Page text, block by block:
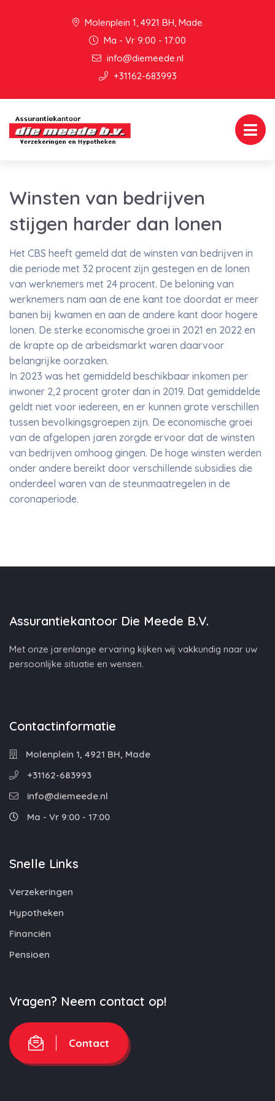
Molenplein 1, 4921 BH, Made
Ma - Vr 9:00 - 17:00
info@diemeede.nl
+31162-683993
Winsten van bedrijven
stijgen harder dan lonen
Het CBS heeft gemeld dat de winsten van bedrijven in
die periode met 32 procent zijn gestegen en de lonen
van werknemers met 24 procent. De beloning van
werknemers nam aan de ene kant toe doordat er meer
banen bij kwamen en aan de andere kant door hogere
lonen. De sterke economische groei in 2021 en 2022 en
de krapte op de arbeidsmarkt waren daarvoor
belangrijke oorzaken.
In 2023 was het gemiddeld beschikbaar inkomen per
inwoner 2,2 procent groter dan in 2019. Dat gemiddelde
geldt niet voor iedereen, en er kunnen grote verschillen
tussen bevolkingsgroepen zijn. De economische groei
van de afgelopen jaren zorgde ervoor dat de winsten
van bedrijven omhoog gingen. De hoge winsten werden
onder andere bereikt door verschillende subsidies die
onderdeel waren van de steunmaatregelen in de
coronaperiode.
Assurantiekantoor Die Meede B.V.
Met onze jarenlange ervaring kijken wij vakkundig naar uw
persoonlijke situatie en wensen.
Contactinformatie
Molenplein 1, 4921 BH, Made
+31162-683993
info@diemeede.nl
Ma - Vr 9:00 - 17:00
Snelle Links
Verzekeringen
Hypotheken
Financiën
Pensioen
Vragen? Neem contact op!
Contact